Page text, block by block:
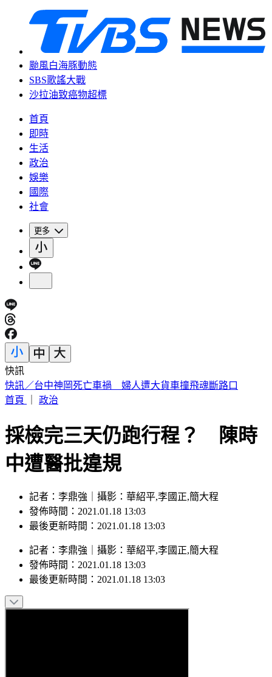
颱風白海豚動態
SBS歌謠大戰
沙拉油致癌物超標
首頁
即時
生活
政治
娛樂
國際
社會
更多
快訊
不受美股影響！台股開盤漲逾400點 台積電暫報2390元
首頁
政治
採檢完三天仍跑行程？ 陳時
中遭醫批違規
記者：李鼎強｜攝影：華紹平,李國正,簡大程
發佈時間：2021.01.18 13:03
最後更新時間：2021.01.18 13:03
記者 ： 李鼎強 攝影 ： 華紹平,李國正,簡大程
發佈時間： 2021.01.18 13:03
最後更新時間： 2021.01.18 13:03